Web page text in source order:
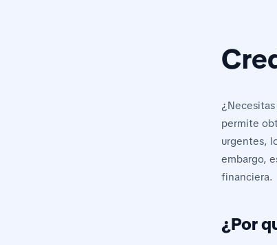
permite
urgentes,
embargo,
financiera.
¿Por